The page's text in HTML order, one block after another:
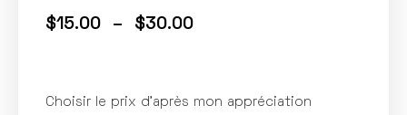
$15.00 – $30.00
Choisir le prix d’après mon appréciation